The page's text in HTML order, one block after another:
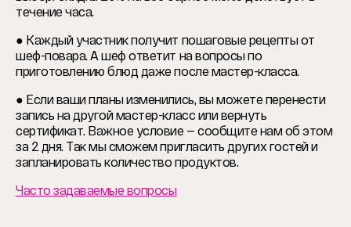
течение часа.
● Каждый участник получит пошаговые рецепты от
шеф-повара. А шеф ответит на вопросы по
приготовлению блюд даже после мастер-класса.
● Если ваши планы изменились, вы можете перенести
запись на другой мастер-класс или вернуть
сертификат. Важное условие — сообщите нам об этом
за 2 дня. Так мы сможем пригласить других гостей и
запланировать количество продуктов.
Часто задаваемые вопросы